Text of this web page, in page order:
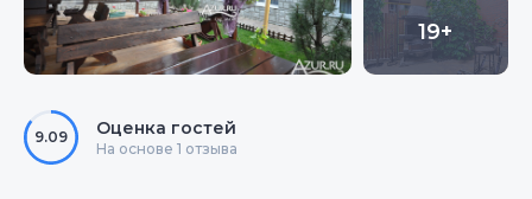
19+
9.09 Оценка гостей
На основе 1 отзыва